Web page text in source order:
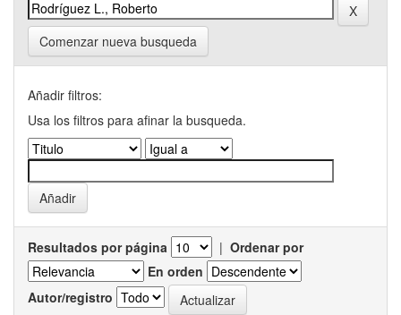
Comenzar nueva busqueda
Añadir filtros:
Usa los filtros para afinar la busqueda.
Resultados por página | Ordenar por
En orden
Autor/registro